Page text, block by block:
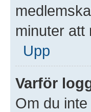
minuter att
Upp
Varför
Om du